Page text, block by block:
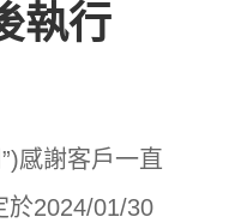
執行
感謝客戶一直
於2024/01/30